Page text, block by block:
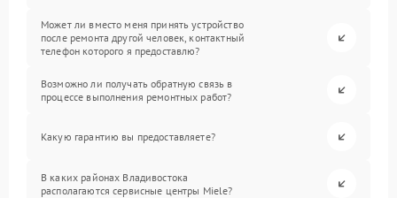
Может ли вместо меня принять устройство
после ремонта другой человек, контактный
телефон которого я предоставлю?
Возможно ли получать обратную связь в
процессе выполнения ремонтных работ?
Какую гарантию вы предоставляете?
В каких районах Владивостока
располагаются сервисные центры Miele?